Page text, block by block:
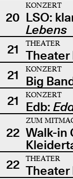
20
KONZERT
LSO:
Lebens
21
THEATER
Theater
21
KONZERT
Big
21
KONZERT
Edb:
22
ZUM
Walk-in
22
THEATER
Theater